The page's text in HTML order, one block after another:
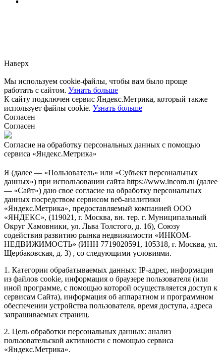
Наверх
Мы используем cookie-файлы, чтобы вам было проще
работать с сайтом. Узнать больше
К сайту подключен сервис Яндекс.Метрика, который также
использует файлы cookie. Узнать больше
Согласен
Согласен
Согласие на обработку персональных данных с помощью
сервиса «Яндекс.Метрика»
Я (далее — «Пользователь» или «Субъект персональных
данных») при использовании сайта https://www.incom.ru (далее
— «Сайт») даю свое согласие на обработку персональных
данных посредством сервисом веб-аналитики
«Яндекс.Метрика», предоставляемый компанией ООО
«ЯНДЕКС», (119021, г. Москва, вн. тер. г. Муниципальный
Округ Хамовники, ул. Льва Толстого, д. 16), Союзу
содействия развитию рынка недвижимости «ИНКОМ-
НЕДВИЖИМОСТЬ» (ИНН 7719020591, 105318, г. Москва, ул.
Щербаковская, д. 3) , со следующими условиями.
1. Категории обрабатываемых данных: IP-адрес, информация
из файлов cookie, информация о браузере пользователя (или
иной программе, с помощью которой осуществляется доступ к
сервисам Сайта), информация об аппаратном и программном
обеспечении устройства пользователя, время доступа, адреса
запрашиваемых страниц.
2. Цель обработки персональных данных: анализ
пользовательской активности с помощью сервиса
«Яндекс.Метрика».